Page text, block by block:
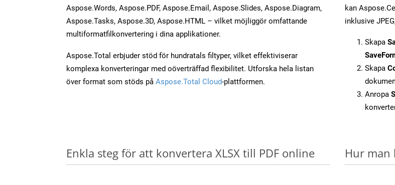
Aspose.Words, Aspose.PDF, Aspose.Email, Aspose.Slides, Aspose.Diagram,
Aspose.Tasks, Aspose.3D, Aspose.HTML – vilket möjliggör omfattande
multiformatfilkonvertering i dina applikationer.
Aspose.Total erbjuder stöd för hundratals filtyper, vilket effektiviserar
komplexa konverteringar med oöverträffad flexibilitet. Utforska hela listan
över format som stöds på Aspose.Total Cloud-plattformen.
kan
inklusive
Skapa
Skapa
Anropa
Enkla steg för att konvertera XLSX till PDF online Hur man